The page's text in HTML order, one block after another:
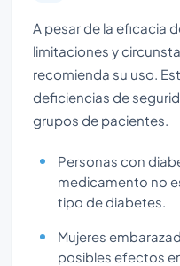
A pesar de la eficacia
limitaciones y
recomienda su uso.
deficiencias de
grupos de pacientes.
Personas con
medicamento no
tipo de diabetes.
Mujeres
posibles efectos